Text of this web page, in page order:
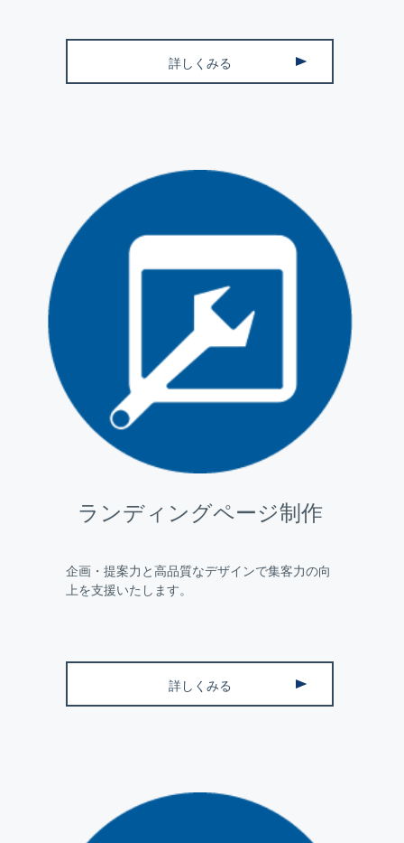
詳しくみる
ランディングページ制作
企画・提案力と高品質なデザインで集客力の向
上を支援いたします。
詳しくみる